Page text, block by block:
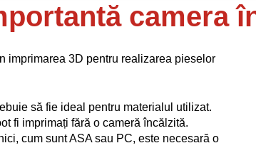
camera
imprimarea 3D pentru realizarea pieselor
să fie ideal pentru materialul utilizat.
fi imprimați fără o cameră încălzită.
cum sunt ASA sau PC, este necesară o